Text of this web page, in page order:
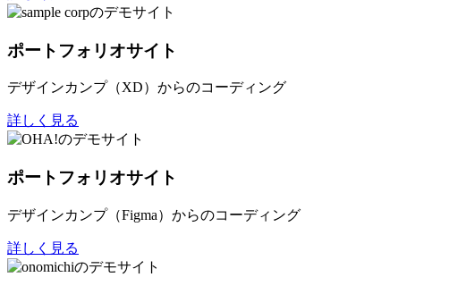
ポートフォリオサイト
デザインカンプ（XD）からのコーディング
詳しく見る
ポートフォリオサイト
デザインカンプ（Figma）からのコーディング
詳しく見る